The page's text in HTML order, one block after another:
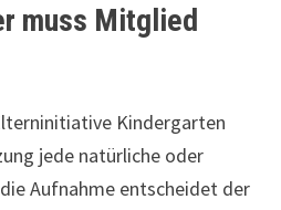
muss Mitglied
Kindergarten
jede natürliche oder
Aufnahme entscheidet der